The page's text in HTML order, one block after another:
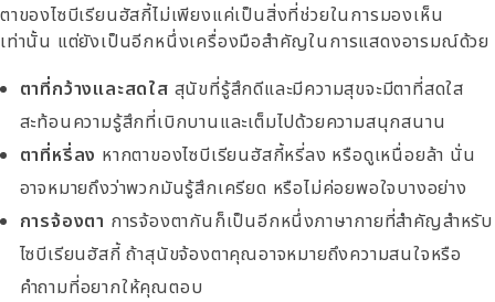
ตาของไซบีเรียนฮัสกี้ไม่เพียงแค่เป็นสิ่งที่ช่วยในการมองเห็น
เท่านั้น แต่ยังเป็นอีกหนึ่งเครื่องมือสำคัญในการแสดงอารมณ์ด้วย
ตาที่กว้างและสดใส สุนัขที่รู้สึกดีและมีความสุขจะมีตาที่สดใส
สะท้อนความรู้สึกที่เบิกบานและเต็มไปด้วยความสนุกสนาน
ตาที่หรี่ลง หากตาของไซบีเรียนฮัสกี้หรี่ลง หรือดูเหนื่อยล้า นั่น
อาจหมายถึงว่าพวกมันรู้สึกเครียด หรือไม่ค่อยพอใจบางอย่าง
การจ้องตา การจ้องตากันก็เป็นอีกหนึ่งภาษากายที่สำคัญสำหรับ
ไซบีเรียนฮัสกี้ ถ้าสุนัขจ้องตาคุณอาจหมายถึงความสนใจหรือ
คำถามที่อยากให้คุณตอบ